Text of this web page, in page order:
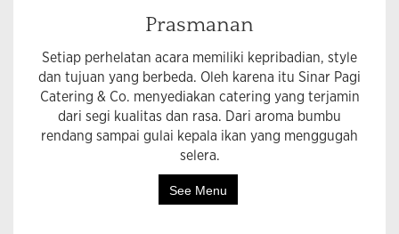
Prasmanan
Setiap perhelatan acara memiliki kepribadian, style
dan tujuan yang berbeda. Oleh karena itu Sinar Pagi
Catering & Co. menyediakan catering yang terjamin
dari segi kualitas dan rasa. Dari aroma bumbu
rendang sampai gulai kepala ikan yang menggugah
selera.
See Menu